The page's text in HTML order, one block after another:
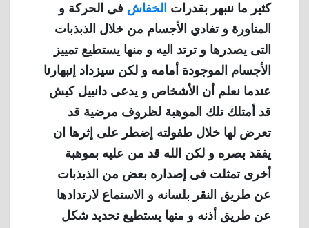
كثير ما ننبهر بقدرات الخفاش فى الحركة و
المناورة و تفادي الأجسام من خلال الذبذبات
التى يصدرها و ترتد اليه و منها يستطيع تمييز
الأجسام الموجودة أمامه و لكن سيزداد إنبهارنا
عندما نعلم أن الأشخاص و يدعى دانييل كيش
قد أمتلك تلك الموهبة لظروف مرضية قد
تعرض لها خلال طفولته إضطر على إثرها ان
يفقد بصره و لكن الله قد من عليه بموهبة
أخرى تمثلت فى إصداره بعض من الذبذبات
عن طريق النقر بلسانه و الاستماع لارتدادها
عن طريق أذنه و منها يستطيع تحديد شكل